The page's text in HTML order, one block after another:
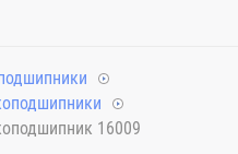
16009